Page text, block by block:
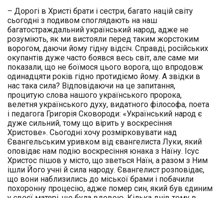
– Дорогі в Христі брати і сестри, багато націй світу
сьогодні з подивом споглядають на наш
багатостраждальний український народ, адже не
розуміють, як ми вистояли перед таким жорстоким
ворогом, даючи йому гідну відсіч. Справді, російських
окупантів дуже часто боявся весь світ, але саме ми
показали, що не боїмося цього ворога, що впродовж
одинадцяти років гідно протидіємо йому. А звідки в
нас така сила? Відповідаючи на це запитання,
процитую слова нашого українського пророка,
велетня українського духу, видатного філософа, поета
і педагога Григорія Сковороди: «Український народ є
дуже сильний, тому що вірить у воскресіння
Христове». Сьогодні хочу розмірковувати над
Євангельським уривком від євангелиста Луки, який
оповідає нам подію воскресіння юнака з Наїну. Ісус
Христос пішов у місто, що зветься Наїн, а разом з Ним
ішли Його учні й сила народу. Євангелист розповідає,
що вони наблизились до міської брами і побачили
похоронну процесію, адже помер син, який був єдиним